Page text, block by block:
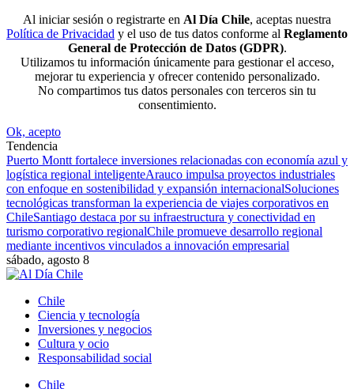
Al iniciar sesión o registrarte en Al Día Chile, aceptas nuestra
Política de Privacidad y el uso de tus datos conforme al Reglamento
General de Protección de Datos (GDPR).
Utilizamos tu información únicamente para gestionar el acceso,
mejorar tu experiencia y ofrecer contenido personalizado.
No compartimos tus datos personales con terceros sin tu
consentimiento.
Ok, acepto
Tendencia
Puerto Montt fortalece inversiones relacionadas con economía azul y
logística regional inteligenteArauco impulsa proyectos industriales
con enfoque en sostenibilidad y expansión internacionalSoluciones
tecnológicas transforman la experiencia de viajes corporativos en
ChileSantiago destaca por su infraestructura y conectividad en
turismo corporativo regionalChile promueve desarrollo regional
mediante incentivos vinculados a innovación empresarial
sábado, agosto 8
Chile
Ciencia y tecnología
Inversiones y negocios
Cultura y ocio
Responsabilidad social
Chile